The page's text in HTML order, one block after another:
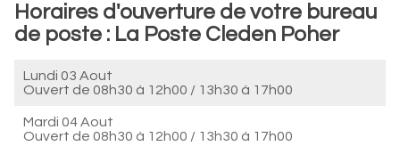
Horaires d'ouverture de votre bureau
de poste : La Poste Cleden Poher
Lundi 03 Aout
Ouvert de 08h30 à 12h00 / 13h30 à 17h00
Mardi 04 Aout
Ouvert de 08h30 à 12h00 / 13h30 à 17h00